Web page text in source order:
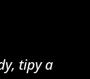
tipy a